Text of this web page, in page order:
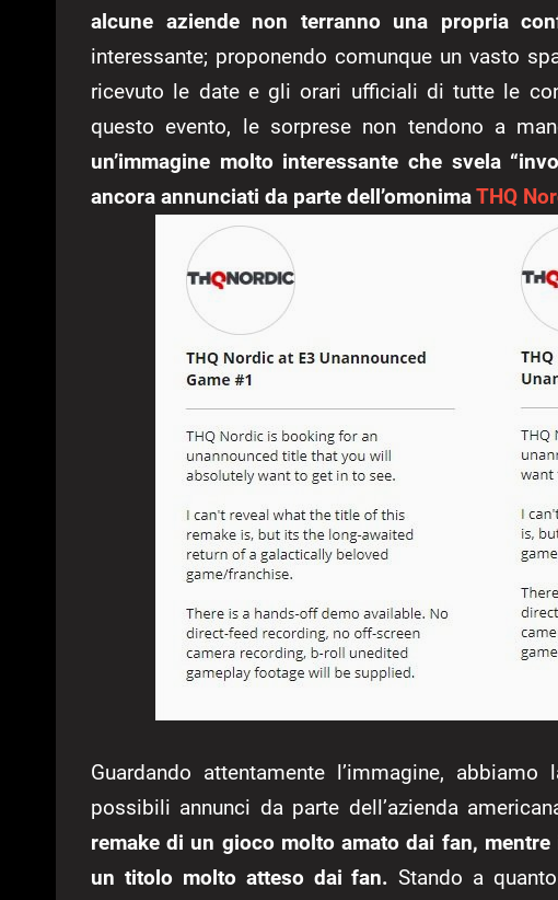
alcune aziende non terranno una propria
interessante; proponendo comunque un vasto
ricevuto le date e gli orari ufficiali di tutte le
questo evento, le sorprese non tendono a
un’immagine molto interessante che svela
ancora annunciati da parte dell’omonimaTHQ
Guardando attentamente l’immagine,
possibili annunci da parte dell’azienda
remake di un gioco molto amato dai fan,
un titolo molto atteso dai fan. Stando a